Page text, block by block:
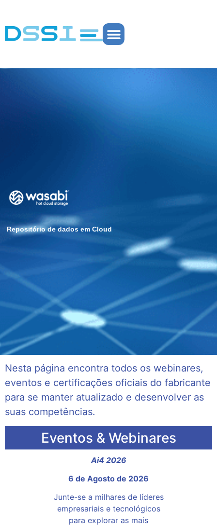
Repositório de dados em Cloud
Nesta página encontra todos os webinares,
eventos e certificações oficiais do fabricante
para se manter atualizado e desenvolver as
suas competências.
Eventos & Webinares
Ai4 2026
6 de Agosto de 2026
Junte-se a milhares de líderes
empresariais e tecnológicos
para explorar as mais